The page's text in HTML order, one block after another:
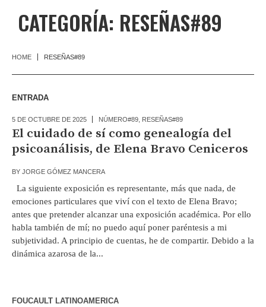
CATEGORÍA: RESEÑAS#89
HOME RESEÑAS#89
ENTRADA
5 DE OCTUBRE DE 2025 NÚMERO#89 RESEÑAS#89
El cuidado de sí como genealogía del
psicoanálisis, de Elena Bravo Ceniceros
BY JORGE GÓMEZ MANCERA
La siguiente exposición es representante, más que nada, de
emociones particulares que viví con el texto de Elena Bravo;
antes que pretender alcanzar una exposición académica. Por ello
habla también de mí; no puedo aquí poner paréntesis a mi
subjetividad. A principio de cuentas, he de compartir. Debido a la
dinámica azarosa de la...
FOUCAULT LATINOAMERICA